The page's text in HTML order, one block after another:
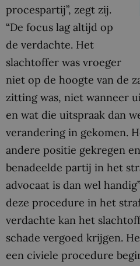
procespartij”, zegt zij.
“De focus lag altijd op
de verdachte. Het
slachtoffer was vroeger
niet op de hoogte van de
zitting was, niet wanneer
en wat die uitspraak dan
verandering in gekomen.
andere positie gekregen
benadeelde partij in het
advocaat is dan wel
deze procedure in het
verdachte kan het
schade vergoed krijgen.
een civiele procedure